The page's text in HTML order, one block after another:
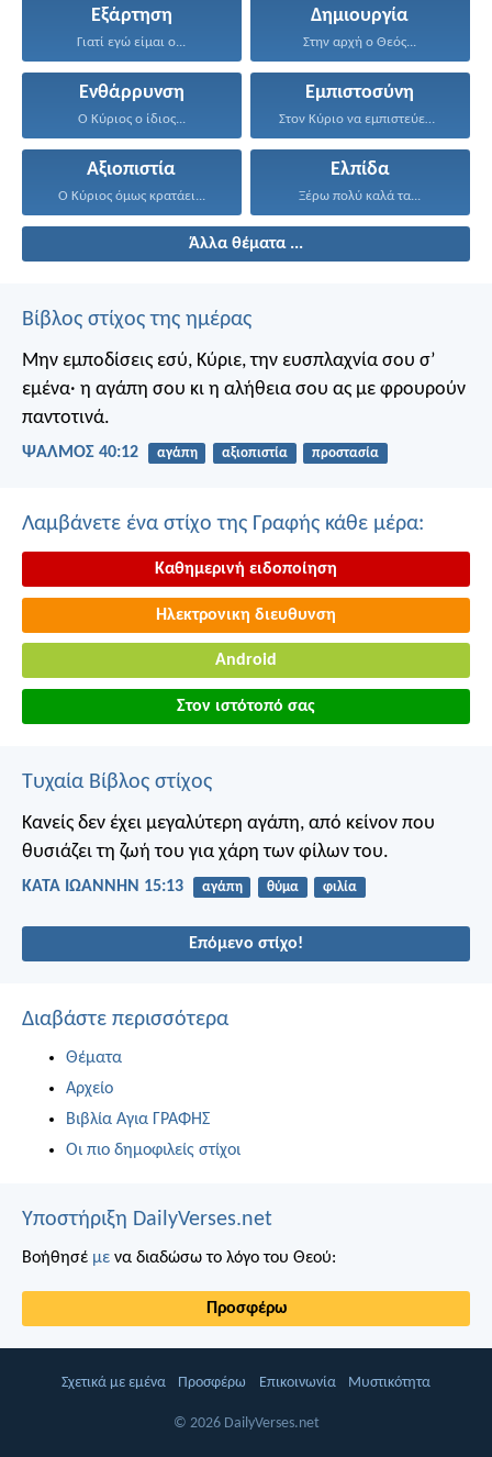
Εξάρτηση
Γιατί εγώ είμαι ο...
Δημιουργία
Στην αρχή ο Θεός...
Ενθάρρυνση
Ο Κύριος ο ίδιος...
Εμπιστοσύνη
Στον Κύριο να εμπιστεύεσαι...
Αξιοπιστία
Ο Κύριος όμως κρατάει...
Ελπίδα
Ξέρω πολύ καλά τα...
Άλλα θέματα ...
Βίβλος στίχος της ημέρας
Μην εμποδίσεις εσύ, Κύριε, την ευσπλαχνία σου σ’
εμένα· η αγάπη σου κι η αλήθεια σου ας με φρουρούν
παντοτινά.
ΨΑΛΜΌΣ 40:12 αγάπη αξιοπιστία προστασία
Λαμβάνετε ένα στίχο της Γραφής κάθε μέρα:
Καθημερινή ειδοποίηση
Ηλεκτρονικη διευθυνση
Android
Στον ιστότοπό σας
Τυχαία Βίβλος στίχος
Κανείς δεν έχει μεγαλύτερη αγάπη, από κείνον που
θυσιάζει τη ζωή του για χάρη των φίλων του.
ΚΑΤΑ ΙΩΑΝΝΗΝ 15:13 αγάπη θύμα φιλία
Επόμενο στίχο!
Διαβάστε περισσότερα
Θέματα
Αρχείο
Βιβλία Αγια ΓΡΑΦΗΣ
Οι πιο δημοφιλείς στίχοι
Υποστήριξη DailyVerses.net
Βοήθησέ με να διαδώσω το λόγο του Θεού:
Προσφέρω
Σχετικά με εμένα Προσφέρω Επικοινωνία Μυστικότητα
© 2026 DailyVerses.net